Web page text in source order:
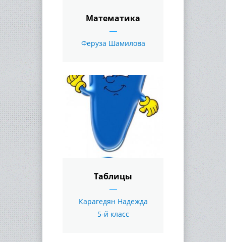
Математика
Феруза Шамилова
Таблицы
Карагедян Надежда
5-й класс